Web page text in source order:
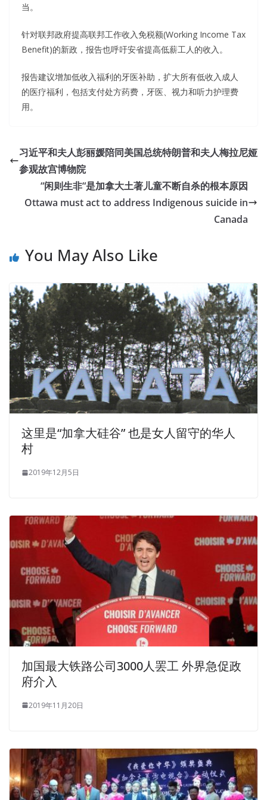
当。
针对联邦政府提高联邦工作收入免税额(Working Income Tax
Benefit)的新政，报告也呼吁安省提高低薪工人的收入。
报告建议增加低收入福利的牙医补助，扩大所有低收入成人
的医疗福利，包括支付处方药费，牙医、视力和听力护理费
用。
习近平和夫人彭丽媛陪同美国总统特朗普和夫人梅拉尼娅
参观故宫博物院
“闲则生非“是加拿大土著儿童不断自杀的根本原因
Ottawa must act to address Indigenous suicide in
Canada
You May Also Like
这里是“加拿大硅谷” 也是女人留守的华人
村
2019年12月5日
加国最大铁路公司3000人罢工 外界急促政
府介入
2019年11月20日